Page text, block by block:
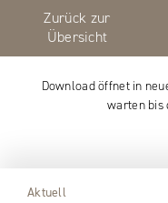
Zurück zur
Übersicht
Download öffnet in
warten bis
Aktuell